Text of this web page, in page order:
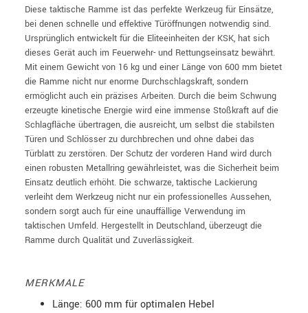
Diese taktische Ramme ist das perfekte Werkzeug für Einsätze,
bei denen schnelle und effektive Türöffnungen notwendig sind.
Ursprünglich entwickelt für die Eliteeinheiten der KSK, hat sich
dieses Gerät auch im Feuerwehr- und Rettungseinsatz bewährt.
Mit einem Gewicht von 16 kg und einer Länge von 600 mm bietet
die Ramme nicht nur enorme Durchschlagskraft, sondern
ermöglicht auch ein präzises Arbeiten. Durch die beim Schwung
erzeugte kinetische Energie wird eine immense Stoßkraft auf die
Schlagfläche übertragen, die ausreicht, um selbst die stabilsten
Türen und Schlösser zu durchbrechen und ohne dabei das
Türblatt zu zerstören. Der Schutz der vorderen Hand wird durch
einen robusten Metallring gewährleistet, was die Sicherheit beim
Einsatz deutlich erhöht. Die schwarze, taktische Lackierung
verleiht dem Werkzeug nicht nur ein professionelles Aussehen,
sondern sorgt auch für eine unauffällige Verwendung im
taktischen Umfeld. Hergestellt in Deutschland, überzeugt die
Ramme durch Qualität und Zuverlässigkeit.
MERKMALE
Länge: 600 mm für optimalen Hebel